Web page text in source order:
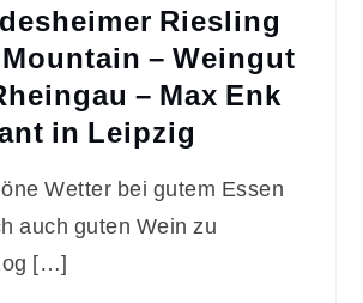
Riesling
– Weingut
– Max Enk
in Leipzig
Wetter bei gutem Essen
auch guten Wein zu
[…]